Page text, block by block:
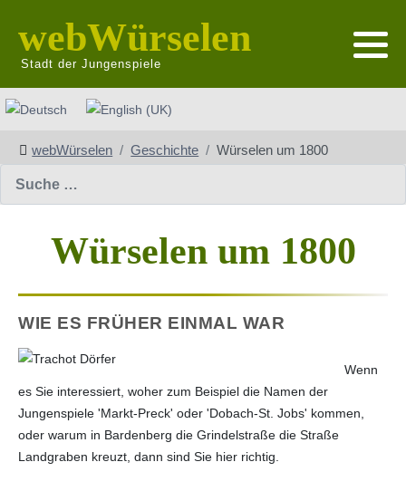
webWürselen
Stadt der Jungenspiele
Sprache auswählen
webWürselen Geschichte Würselen um 1800
Würselen um 1800
WIE ES FRÜHER EINMAL WAR
Wenn
es Sie interessiert, woher zum Beispiel die Namen der
Jungenspiele 'Markt-Preck' oder 'Dobach-St. Jobs' kommen,
oder warum in Bardenberg die Grindelstraße die Straße
Landgraben kreuzt, dann sind Sie hier richtig.